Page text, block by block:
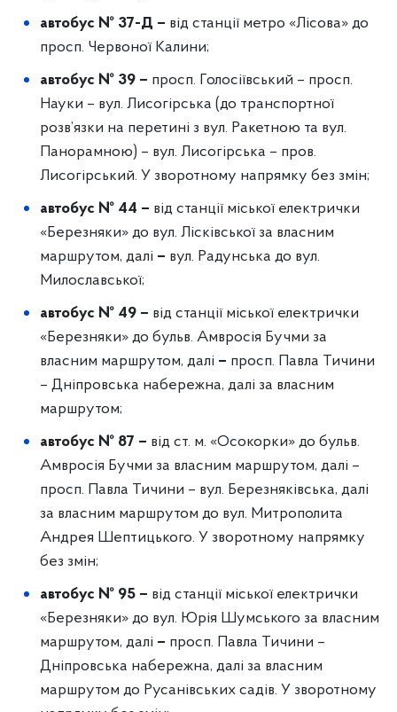
автобус № 37-Д – від станції метро «Лісова» до
просп. Червоної Калини;
автобус № 39 – просп. Голосіївський – просп.
Науки – вул. Лисогірська (до транспортної
розв’язки на перетині з вул. Ракетною та вул.
Панорамною) – вул. Лисогірська – пров.
Лисогірський. У зворотному напрямку без змін;
автобус № 44 – від станції міської електрички
«Березняки» до вул. Лісківської за власним
маршрутом, далі – вул. Радунська до вул.
Милославської;
автобус № 49 – від станції міської електрички
«Березняки» до бульв. Амвросія Бучми за
власним маршрутом, далі – просп. Павла Тичини
– Дніпровська набережна, далі за власним
маршрутом;
автобус № 87 – від ст. м. «Осокорки» до бульв.
Амвросія Бучми за власним маршрутом, далі –
просп. Павла Тичини – вул. Березняківська, далі
за власним маршрутом до вул. Митрополита
Андрея Шептицького. У зворотному напрямку
без змін;
автобус № 95 – від станції міської електрички
«Березняки» до вул. Юрія Шумського за власним
маршрутом, далі – просп. Павла Тичини –
Дніпровська набережна, далі за власним
маршрутом до Русанівських садів. У зворотному